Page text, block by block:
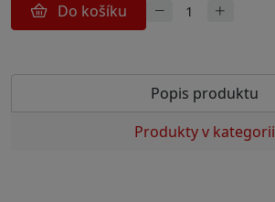
Do košíku
Popis produktu
Produkty v kategorii